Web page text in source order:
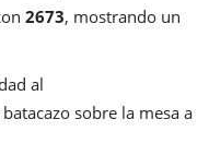
2673, mostrando un
al
sobre la mesa a